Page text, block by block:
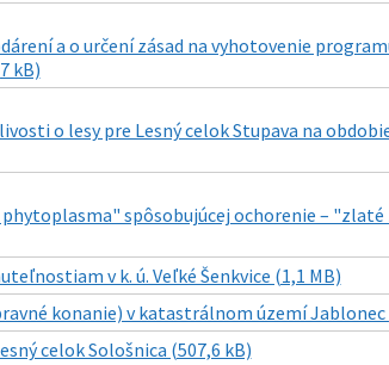
a o určení zásad na vyhotovenie
kB)
o lesy pre Lesný celok Stupava na
spôsobujúcej ochorenie –
v k. ú. Veľké Šenkvice (1,1 MB)
konanie) v katastrálnom území Jablonec
celok Sološnica (507,6 kB)